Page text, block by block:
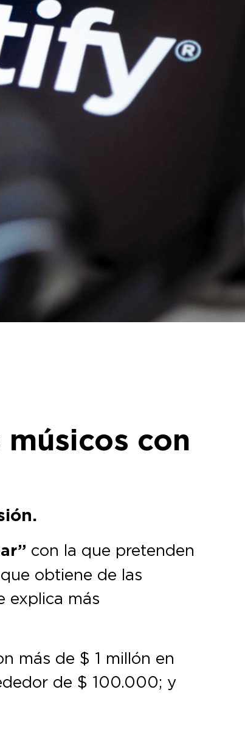
con
con la que pretenden
obtiene de las
explica más
más de $ 1 millón en
de $ 100.000; y